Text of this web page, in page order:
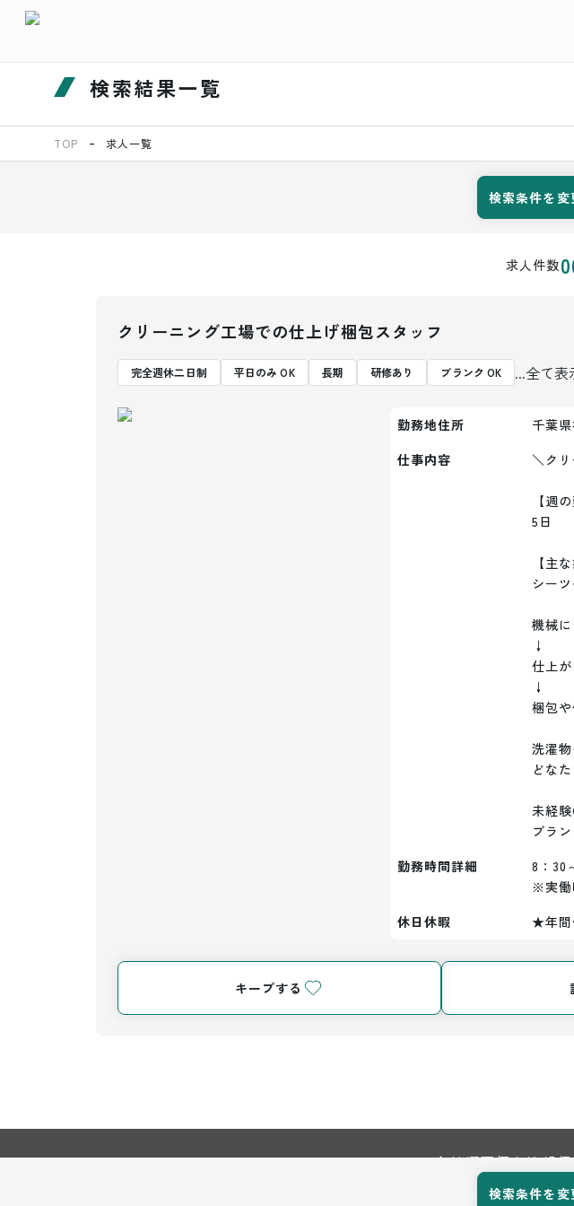
検索結果一覧
TOP 求人一覧
検索条件を変
検索条件を変
求人件数
クリーニング工場での仕上げ梱包スタッフ
完全週休二日制 平日のみ OK 長期 研修あり ブランク OK ...全て表
勤務地住所
千葉
仕事内容
＼ク
【週
5日
【主
シー
機械
↓
仕上
↓
梱包
洗濯
どな
未経験
ブラ
勤務時間詳細
8：30
※実働
休日休暇
★年間
キープする
TOP会社概要個人情報
© 2026 Harvest Biz